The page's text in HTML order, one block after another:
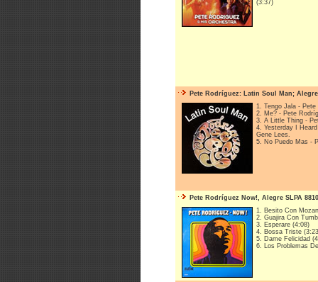
(3:37)
Pete Rodríguez: Latin Soul Man; Alegre
1. Tengo Jala -
2. Me? - Pete
3. A Little Thing -
4. Yesterday I
Gene Lees.
5. No Puedo Mas -
Pete Rodríguez Now!, Alegre SLPA
1. Besito Con
2. Guajira Con
3. Esperare (4:08)
4. Bossa Triste
5. Dame Felicidad
6. Los Problemas